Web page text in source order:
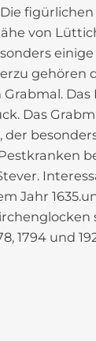
figürlichen
von
gehören
Das
Das
der
Jahr
1794 und